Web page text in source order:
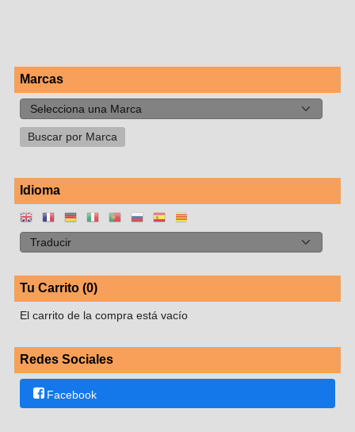
Marcas
Idioma
Tu Carrito (0)
El carrito de la compra está vacío
Redes Sociales
Facebook